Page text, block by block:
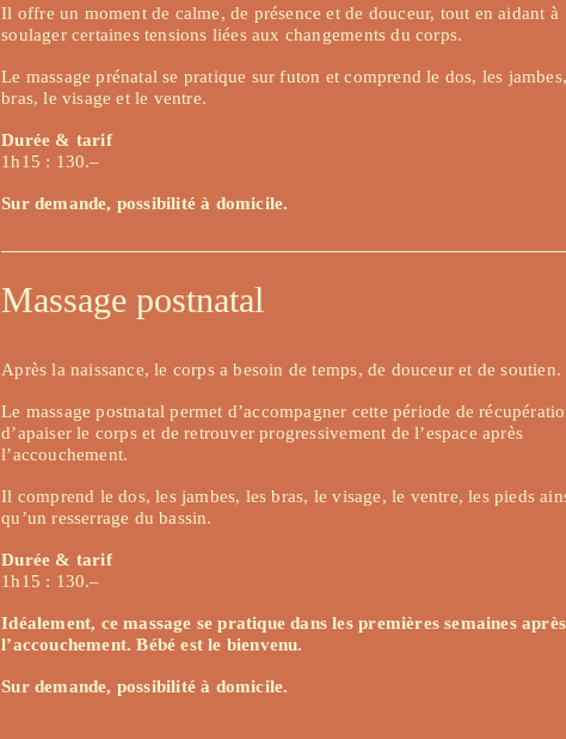
Il offre un moment de calme, de présence et de douceur, tout en aidant à
soulager certaines tensions liées aux changements du corps.
Le massage prénatal se pratique sur futon et comprend le dos, les
bras, le visage et le ventre.
Durée & tarif
1h15 : 130.–
Sur demande, possibilité à domicile.
Massage postnatal
Après la naissance, le corps a besoin de temps, de douceur et de soutien.
Le massage postnatal permet d’accompagner cette période de
d’apaiser le corps et de retrouver progressivement de l’espace après
l’accouchement.
Il comprend le dos, les jambes, les bras, le visage, le ventre, les pieds
qu’un resserrage du bassin.
Durée & tarif
1h15 : 130.–
Idéalement, ce massage se pratique dans les premières semaines après
l’accouchement. Bébé est le bienvenu.
Sur demande, possibilité à domicile.